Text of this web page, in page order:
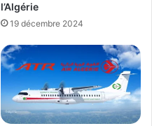
l’Algérie
19 décembre 2024